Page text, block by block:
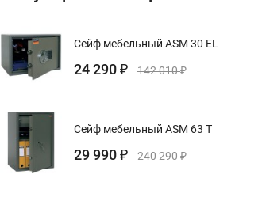
Сейф мебельный ASM 30 EL
24 290 ₽ 142 010₽
Сейф мебельный ASM 63 T
29 990 ₽ 240 290₽